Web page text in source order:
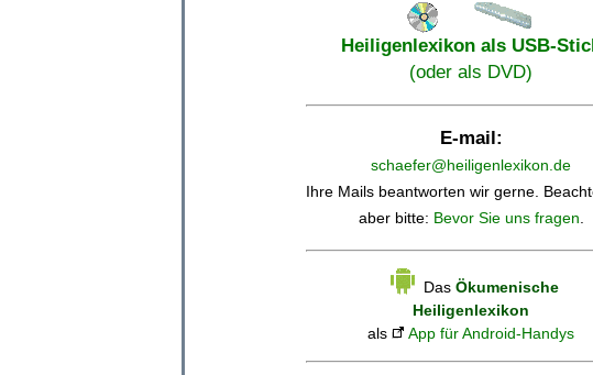
Heiligenlexikon als USB-
(oder als DVD)
E-mail:
schaefer@heiligenlexikon.de
Ihre Mails beantworten wir gerne.
aber bitte: Bevor Sie uns fragen.
Das Ökumenische
Heiligenlexikon
als
App für Android-Handys